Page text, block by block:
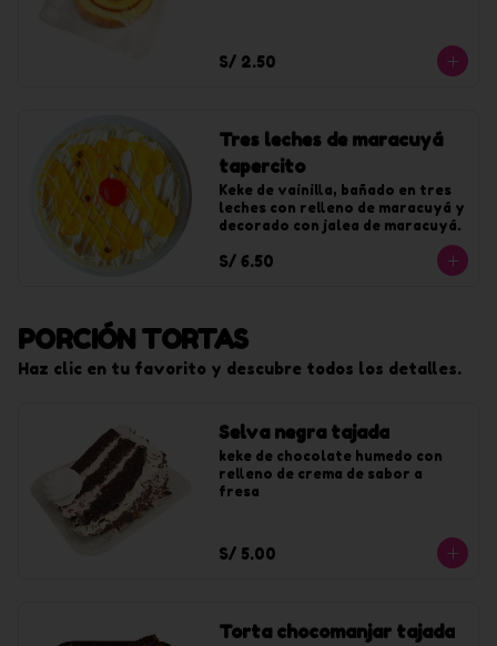
S/ 2.50
Tres leches de maracuyá
tapercito
Keke de vainilla, bañado en tres
leches con relleno de maracuyá y
decorado con jalea de maracuyá.
S/ 6.50
PORCIÓN TORTAS
Haz clic en tu favorito y descubre todos los detalles.
Selva negra tajada
keke de chocolate humedo con
relleno de crema de sabor a
fresa
S/ 5.00
Torta chocomanjar tajada